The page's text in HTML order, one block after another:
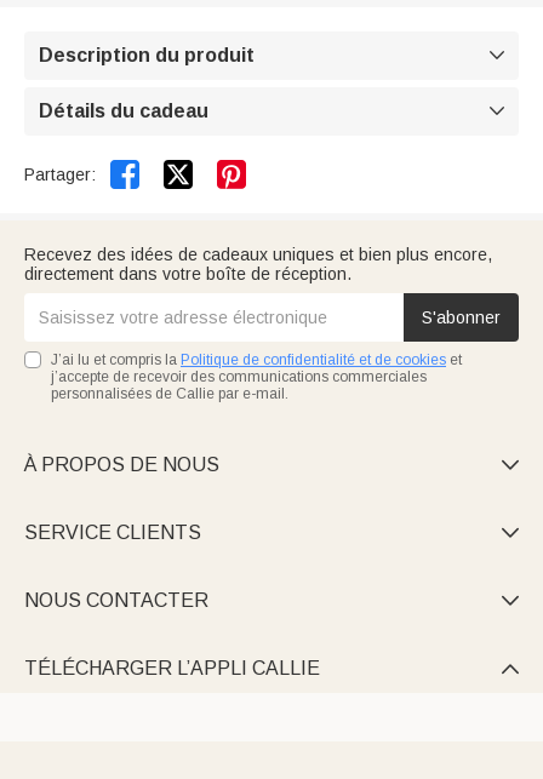
Description du produit 
Détails du cadeau 
Partager:  
Recevez des idées de cadeaux uniques et bien plus encore,
directement dans votre boîte de réception.
S'abonner
J’ai lu et compris la Politique de confidentialité et de cookies et
j’accepte de recevoir des communications commerciales
personnalisées de Callie par e-mail.
À PROPOS DE NOUS 
SERVICE CLIENTS 
NOUS CONTACTER 
TÉLÉCHARGER L’APPLI CALLIE 